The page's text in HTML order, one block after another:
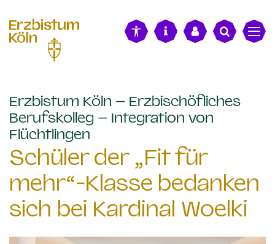
Erzbistum Köln – Erzbischöfliches
Berufskolleg – Integration von
Flüchtlingen
Schüler der „Fit für
mehr“-Klasse bedanken
sich bei Kardinal Woelki